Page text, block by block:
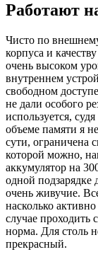
Работают
Чисто по
корпуса и
очень высоком
внутреннем
свободном
не дали особого
используется,
объеме памяти я
сути, ограничена
которой можно,
аккумулятор на
одной подзарядке
очень живучие.
насколько
случае проходить
норма. Для столь
прекрасный.